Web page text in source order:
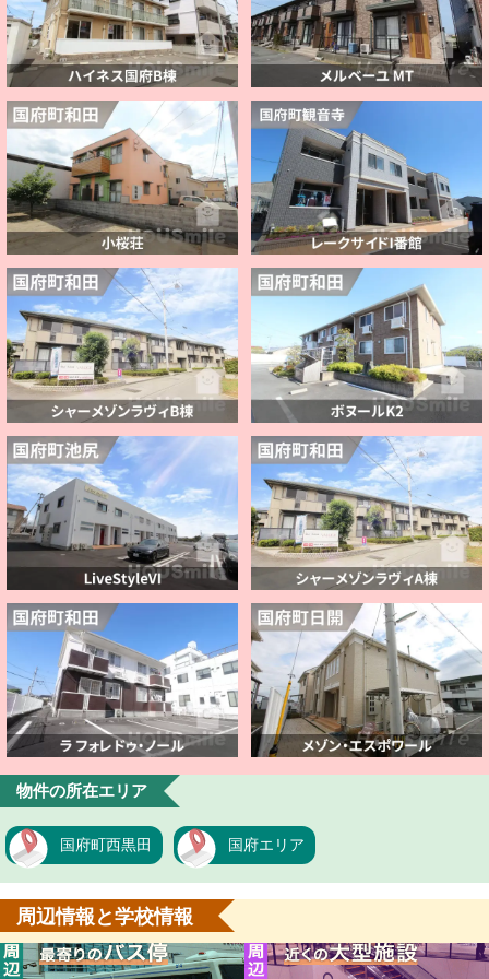
物件の所在エリア
国府町西黒田 国府エリア
周辺情報と学校情報